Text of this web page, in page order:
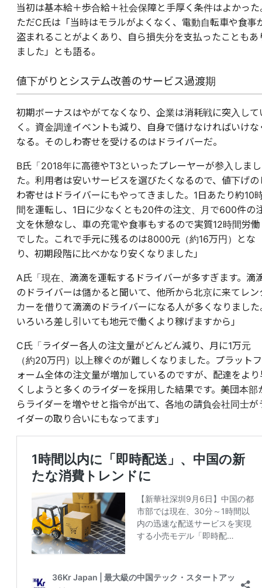
当初は基本給＋歩合給＋社会保障と手厚く条件はよかった
ただC氏は「当時はモラルがよくなく、電動自転車や食事
盗まれることがよくあり、自ら損失分を支払ったこともあ
ました」とも語る。
値下がりとシステム改善のサービス過渡期
初期ボーナスはやがてなくなり、企業は消耗戦に突入して
く。資金調達イベントも減り、自身で儲けなければいけな
なる。そのしわ寄せを受けるのはドライバーだ。
B氏「2018年に高德やT3といったプレーヤーが参入しまし
た。利用者は安いサービスを選びたくなるので、値下げの
わ寄せはドライバーにもやってきました。1日あたり約10
間を運転し、1日に少なくとも20件の注文、月で600件の
文を休憩なし、車の充電や食事もするので実質12時間労働
でした。これで手元に残るのは8000元（約16万円）とな
り、初期段階に比べかなり安くなりました」
A氏「現在、滴滴を運転するドライバーが多すぎます。滴
のドライバーは儲かると聞いて、他所から北京に来てレン
カーを借りて滴滴のドライバーになる人が多くなりました
いろいろ差し引いても地元で働くより稼げますから」
C氏「ライダー各人の注文量がどんどん減り、月に1万元
（約20万円）以上稼ぐのが難しくなりました。プラットフ
ォーム全体の注文量が増加しているのですが、配達をより
くしようと多くのライダーを採用した結果です。美団本部
らライダーを増やせと指令が出て、各地の請負会社同士が
イダーの取り合いにもなってます」